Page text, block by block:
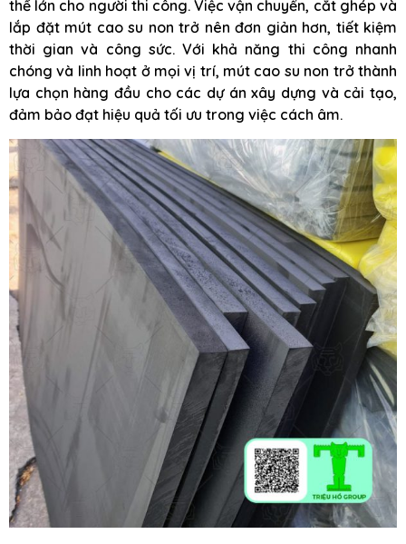
thế lớn cho người thi công. Việc vận chuyển, cắt ghép và
lắp đặt mút cao su non trở nên đơn giản hơn, tiết kiệm
thời gian và công sức. Với khả năng thi công nhanh
chóng và linh hoạt ở mọi vị trí, mút cao su non trở thành
lựa chọn hàng đầu cho các dự án xây dựng và cải tạo,
đảm bảo đạt hiệu quả tối ưu trong việc cách âm.